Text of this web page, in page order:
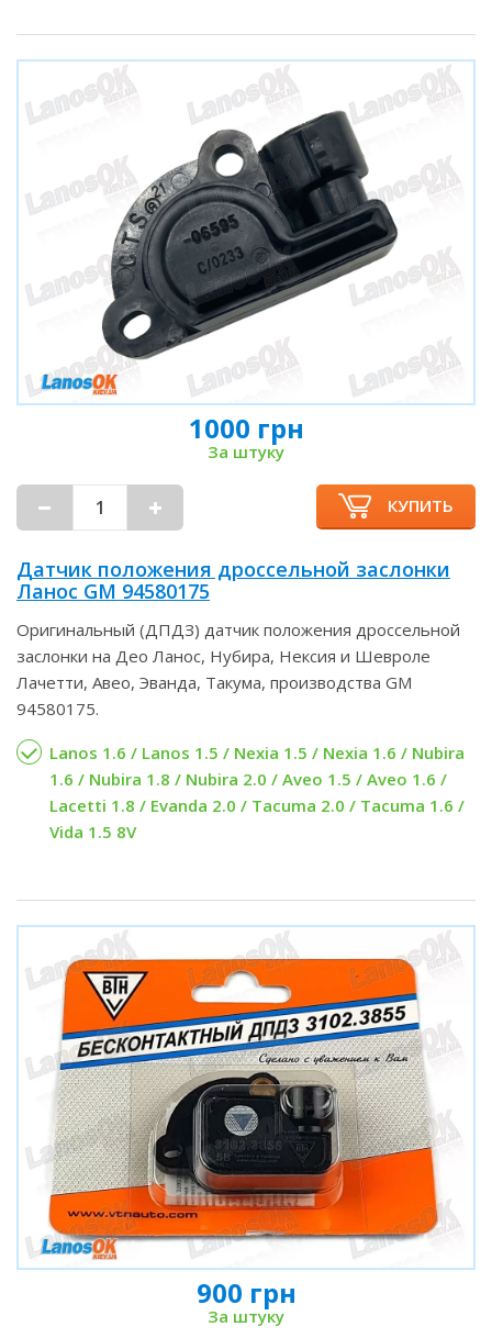
1000 грн
За штуку
КУПИТЬ
Датчик положения дроссельной заслонки
Ланос GM 94580175
Оригинальный (ДПДЗ) датчик положения дроссельной
заслонки на Део Ланос, Нубира, Нексия и Шевроле
Лачетти, Авео, Эванда, Такума, производства GM
94580175.
Lanos 1.6 / Lanos 1.5 / Nexia 1.5 / Nexia 1.6 / Nubira
1.6 / Nubira 1.8 / Nubira 2.0 / Aveo 1.5 / Aveo 1.6 /
Lacetti 1.8 / Evanda 2.0 / Tacuma 2.0 / Tacuma 1.6 /
Vida 1.5 8V
900 грн
За штуку